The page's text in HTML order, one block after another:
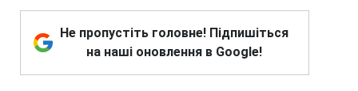
Не пропустіть головне! Підпишіться
на наші оновлення в Google!